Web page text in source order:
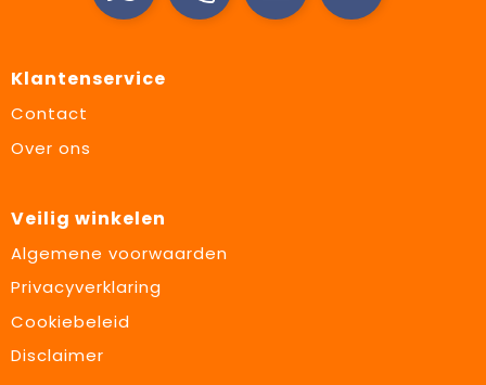
Klantenservice
Contact
Over ons
Veilig winkelen
Algemene voorwaarden
Privacyverklaring
Cookiebeleid
Disclaimer